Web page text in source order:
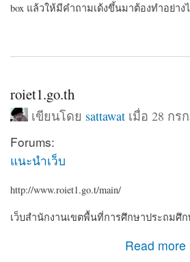
box แล้วให้มีคำถามเด้งขึ้นมาต้องทำอย่า
about ขอคำแนะนำเกี่ยวกับ
roiet1.go.th
เขียนโดย sattawat เมื่อ 28 กร
Forums:
แนะนำเว็บ
http://www.roiet1.go.t/main/
เว็บสำนักงานเขตพื้นที่การศึกษาประถมศึก
Read more